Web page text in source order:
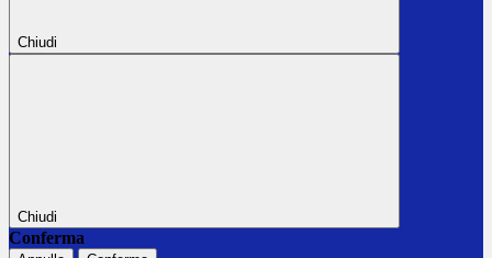
Chiudi
Chiudi
Conferma